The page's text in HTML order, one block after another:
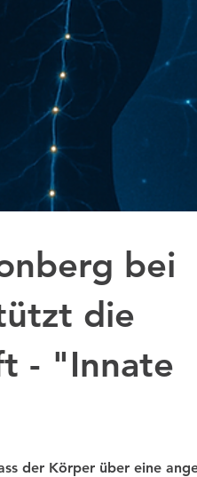
bei
die
- "Innate
der Körper über eine